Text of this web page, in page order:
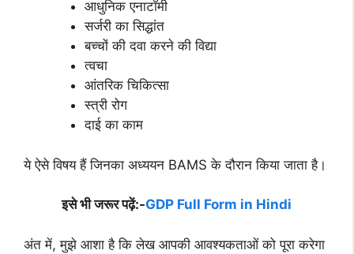
आधुनिक एनाटॉमी
सर्जरी का सिद्धांत
बच्चों की दवा करने की विद्या
त्वचा
आंतरिक चिकित्सा
स्त्री रोग
दाई का काम
ये ऐसे विषय हैं जिनका अध्ययन BAMS के दौरान किया जाता है।
इसे भी जरूर पढ़ें:-GDP Full Form in Hindi
अंत में, मुझे आशा है कि लेख आपकी आवश्यकताओं को पूरा करेगा